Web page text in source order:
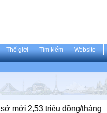
Thế giới Tìm kiếm Website
2,53 triệu đồng/tháng ✦